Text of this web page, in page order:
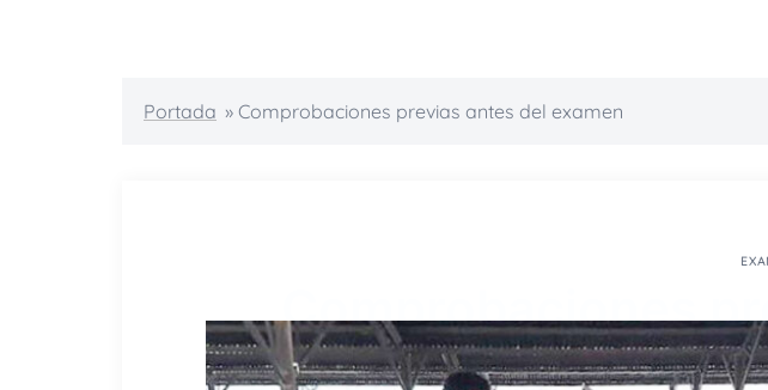
Portada » Comprobaciones previas antes del examen
Comprobaciones